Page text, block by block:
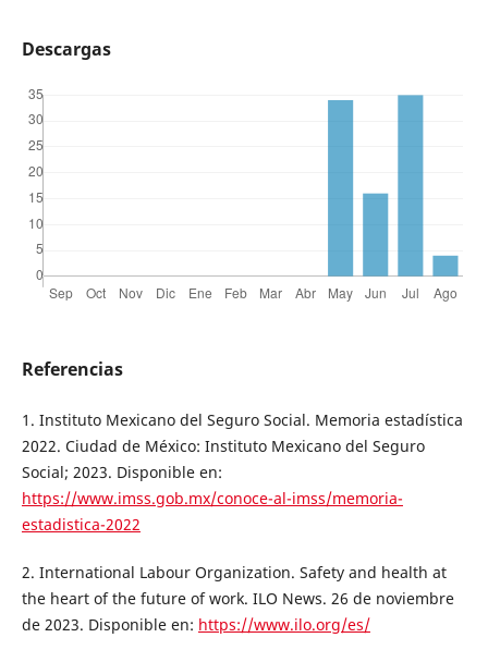
Descargas
Referencias
1. Instituto Mexicano del Seguro Social. Memoria estadística
2022. Ciudad de México: Instituto Mexicano del Seguro
Social; 2023. Disponible en:
https://www.imss.gob.mx/conoce-al-imss/memoria-
estadistica-2022
2. International Labour Organization. Safety and health at
the heart of the future of work. ILO News. 26 de noviembre
de 2023. Disponible en: https://www.ilo.org/es/